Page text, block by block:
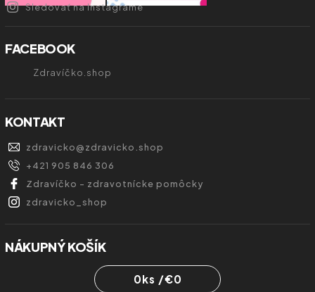
Sledovať na Instagrame
FACEBOOK
Zdravíčko.shop
KONTAKT
zdravicko@zdravicko.shop
+421 905 846 306
Zdravíčko - zdravotnícke pomôcky
zdravicko_shop
NÁKUPNÝ KOŠÍK
0ks /€0